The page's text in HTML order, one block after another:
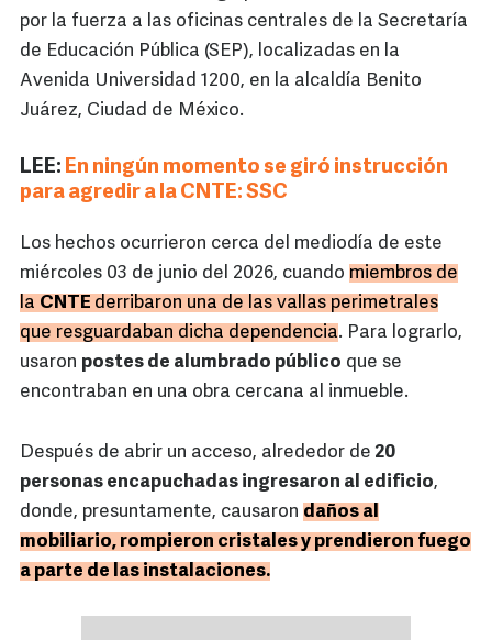
por la fuerza a las oficinas centrales de la Secretaría
de Educación Pública (SEP), localizadas en la
Avenida Universidad 1200, en la alcaldía Benito
Juárez, Ciudad de México.
LEE: En ningún momento se giró instrucción
para agredir a la CNTE: SSC
Los hechos ocurrieron cerca del mediodía de este
miércoles 03 de junio del 2026, cuando miembros de
la CNTE derribaron una de las vallas perimetrales
que resguardaban dicha dependencia. Para lograrlo,
usaron postes de alumbrado público que se
encontraban en una obra cercana al inmueble.
Después de abrir un acceso, alrededor de 20
personas encapuchadas ingresaron al edificio,
donde, presuntamente, causaron daños al
mobiliario, rompieron cristales y prendieron fuego
a parte de las instalaciones.